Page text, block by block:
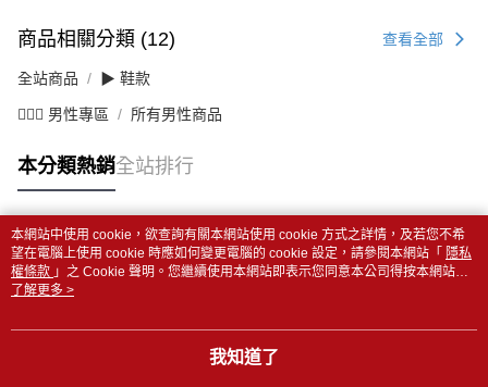
商品相關分類 (12) 查看全部
全站商品 ▶ 鞋款
💁🏻‍♂️ 男性專區 所有男性商品
本分類熱銷全站排行
熱門標籤
本網站中使用 cookie，欲查詢有關本網站使用 cookie 方式之詳情，及若您不希
望在電腦上使用 cookie 時應如何變更電腦的 cookie 設定，請參閱本網站「 隱私
權條款 」之 Cookie 聲明。您繼續使用本網站即表示您同意本公司得按本網站使
用條款之 Cookie 聲明使用 cookie。
了解更多 >
我知道了